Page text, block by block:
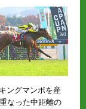
ングマンボを産
なった中距離の